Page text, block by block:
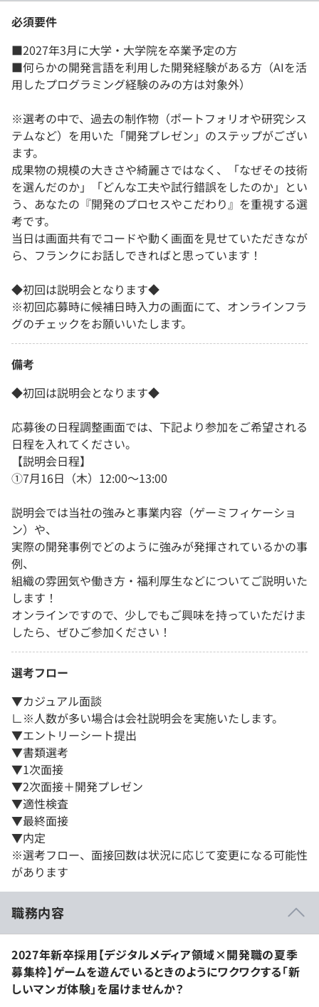
必須要件
■2027年3月に大学・大学院を卒業予定の方
■何らかの開発言語を利用した開発経験がある方（AIを活
用したプログラミング経験のみの方は対象外）
※選考の中で、過去の制作物（ポートフォリオや研究シス
テムなど）を用いた「開発プレゼン」のステップがござい
ます。
成果物の規模の大きさや綺麗さではなく、「なぜその技術
を選んだのか」「どんな工夫や試行錯誤をしたのか」とい
う、あなたの『開発のプロセスやこだわり』を重視する選
考です。
当日は画面共有でコードや動く画面を見せていただきなが
ら、フランクにお話しできればと思っています！
◆初回は説明会となります◆
※初回応募時に候補日時入力の画面にて、オンラインフラ
グのチェックをお願いいたします。
備考
◆初回は説明会となります◆
応募後の日程調整画面では、下記より参加をご希望される
日程を入れてください。
【説明会日程】
①7月16日（木）12:00〜13:00
説明会では当社の強みと事業内容（ゲーミフィケーショ
ン）や、
実際の開発事例でどのように強みが発揮されているかの事
例、
組織の雰囲気や働き方・福利厚生などについてご説明いた
します！
オンラインですので、少しでもご興味を持っていただけま
したら、ぜひご参加ください！
選考フロー
▼カジュアル面談
∟※人数が多い場合は会社説明会を実施いたします。
▼エントリーシート提出
▼書類選考
▼1次面接
▼2次面接＋開発プレゼン
▼適性検査
▼最終面接
▼内定
※選考フロー、面接回数は状況に応じて変更になる可能性
があります
職務内容
2027年新卒採用【デジタルメディア領域×開発職の夏季
募集枠】ゲームを遊んでいるときのようにワクワクする「新
しいマンガ体験」を届けませんか？